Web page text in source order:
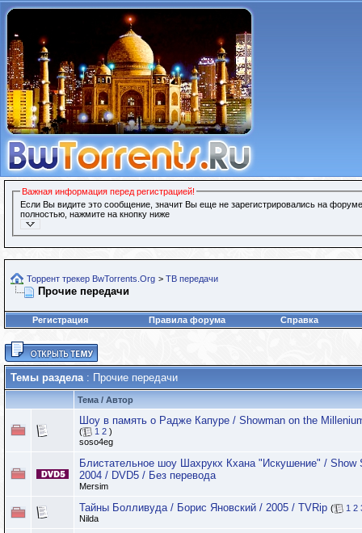
Важная информация перед регистрацией!
Если Вы видите это сообщение, значит Вы еще не зарегистрировались на
полностью, нажмите на кнопку ниже
Торрент трекер BwTorrents.Org > ТВ передачи
Прочие передачи
Регистрация Правила форума Справка
Темы раздела: Прочие передачи
Тема / Автор
Шоу в память о Радже Капуре / Showman on the
( 1 2 )
soso4eg
Блистательное шоу Шахрукх Кхана "Искушение" / Show
2004 / DVD5 / Без перевода
Mersim
Тайны Болливуда / Борис Яновский / 2005 / TVRip ( 1 2
Nilda